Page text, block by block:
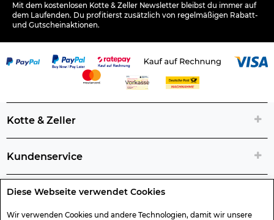
Diese Webseite verwendet Cookies
Wir verwenden Cookies und andere Technologien, damit wir unsere
Mit dem kostenlosen Kotte & Zeller Newsletter bleibst du immer auf
dem Laufenden. Du profitierst zusätzlich von regelmäßigen Rabatt-
und Gutscheinaktionen.
Kotte & Zeller
Kundenservice
Rechtliche Artikelinfos